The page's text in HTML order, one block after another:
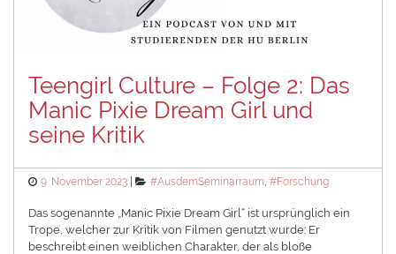
Teengirl Culture – Folge 2: Das
Manic Pixie Dream Girl und
seine Kritik
Posted
9. November 2023 Categories
#AusdemSeminarraum,#Forschung
Das sogenannte „Manic Pixie Dream Girl“ ist ursprünglich ein
Trope, welcher zur Kritik von Filmen genutzt wurde: Er
beschreibt einen weiblichen Charakter, der als bloße